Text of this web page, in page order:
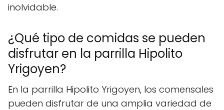
inolvidable.
¿Qué tipo de comidas se pueden
disfrutar en la parrilla Hipolito
Yrigoyen?
En la parrilla Hipolito Yrigoyen, los comensales
pueden disfrutar de una amplia variedad de